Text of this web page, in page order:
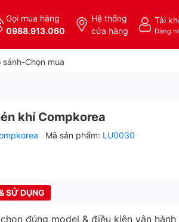
Gọi mua hàng
0988.913.060
Hệ thống
cửa hàng
Tài
Đăng
sánh-Chọn mua
khí Compkorea
Mã sản phẩm: LU0030
SỬ DỤNG
đúng model & điều kiện vận hành